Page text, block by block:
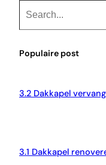
rPopulaire post
3.2 Dakkapel
3.1 Dakkapel